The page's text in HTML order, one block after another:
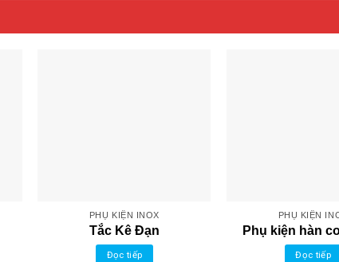
PHỤ KIỆN INOX
Tắc Kê Đạn
Đọc tiếp
PHỤ KIỆN
Phụ kiện hàn
Đọc tiếp